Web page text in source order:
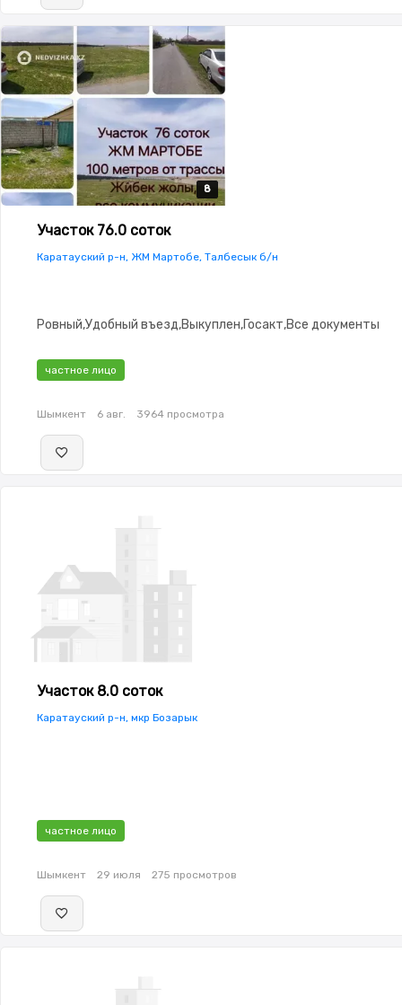
8
8
8
8
8
Участок 76.0 соток
Каратауский р-н, ЖМ Мартобе, Талбесык б/н
Ровный,Удобный въезд,Выкуплен,Госакт,Все документы
частное лицо
Шымкент 6 авг. 3964 просмотра
Участок 8.0 соток
Каратауский р-н, мкр Бозарык
частное лицо
Шымкент 29 июля 275 просмотров